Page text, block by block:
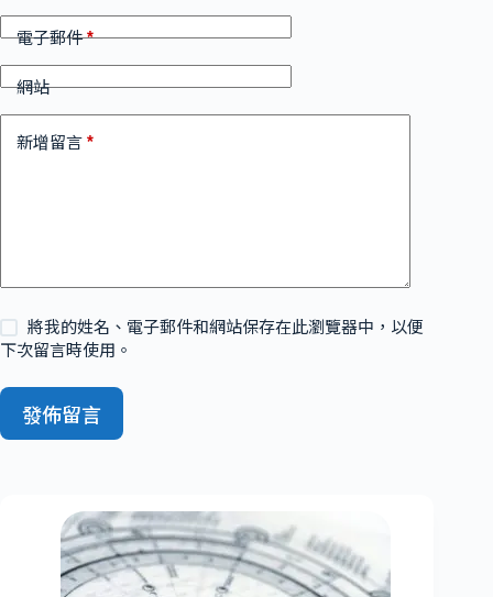
電子郵件*
網站
新增留言 *
將我的姓名、電子郵件和網站保存在此瀏覽器中，以便
下次留言時使用。
發佈留言